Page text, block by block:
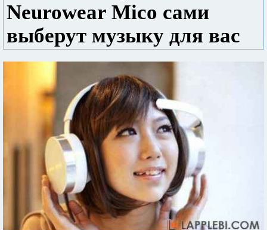
Neurowear Mico сами
выберут музыку для вас